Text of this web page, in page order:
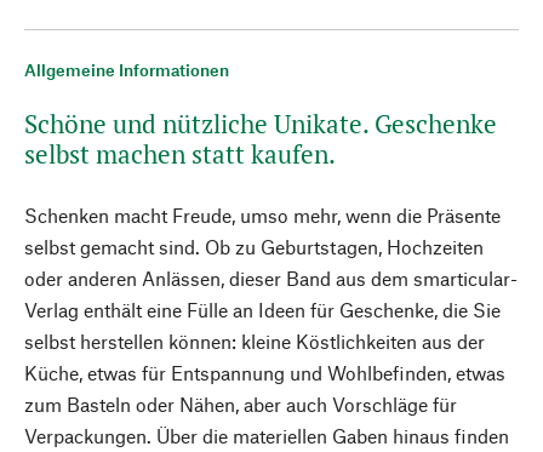
Allgemeine Informationen
Schöne und nützliche Unikate. Geschenke
selbst machen statt kaufen.
Schenken macht Freude, umso mehr, wenn die Präsente
selbst gemacht sind. Ob zu Geburtstagen, Hochzeiten
oder anderen Anlässen, dieser Band aus dem smarticular-
Verlag enthält eine Fülle an Ideen für Geschenke, die Sie
selbst herstellen können: kleine Köstlichkeiten aus der
Küche, etwas für Entspannung und Wohlbefinden, etwas
zum Basteln oder Nähen, aber auch Vorschläge für
Verpackungen. Über die materiellen Gaben hinaus finden